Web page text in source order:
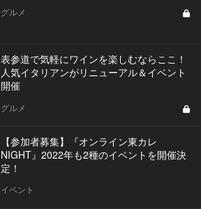
グルメ
表参道で気軽にワインを楽しむならここ！
人気イタリアンがリニューアル＆イベント
開催
グルメ
【参加者募集】『オンライン東カレ
NIGHT』2022年も2種のイベントを開催決
定！
イベント